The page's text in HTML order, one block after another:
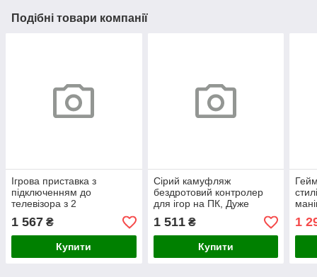
Подібні товари компанії
Ігрова приставка з
підключенням до
телевізора з 2
M15 64GB два
бездротових контролери
1 567 ₴
Купити
Сірий камуфляж
бездротовий контролер
для ігор на ПК, Дуже
функціональний джойстик
для Sony playstation 4
1 511₴
Купити
PS4
1